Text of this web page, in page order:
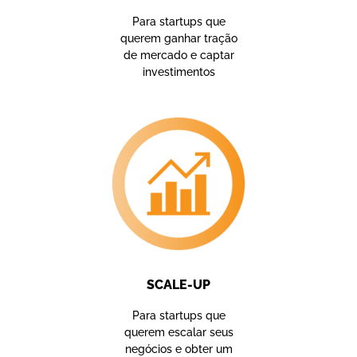
Para startups que
querem ganhar tração
de mercado e captar
investimentos
SCALE-UP
Para startups que
querem escalar seus
negócios e obter um